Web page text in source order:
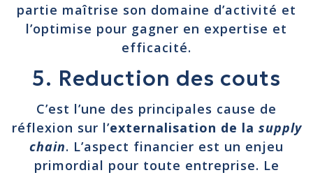
partie maîtrise son domaine d’activité et
l’optimise pour gagner en expertise et
efficacité.
5. Reduction des couts
C’est l’une des principales cause de
réflexion sur l’externalisation de la supply
chain. L’aspect financier est un enjeu
primordial pour toute entreprise. Le